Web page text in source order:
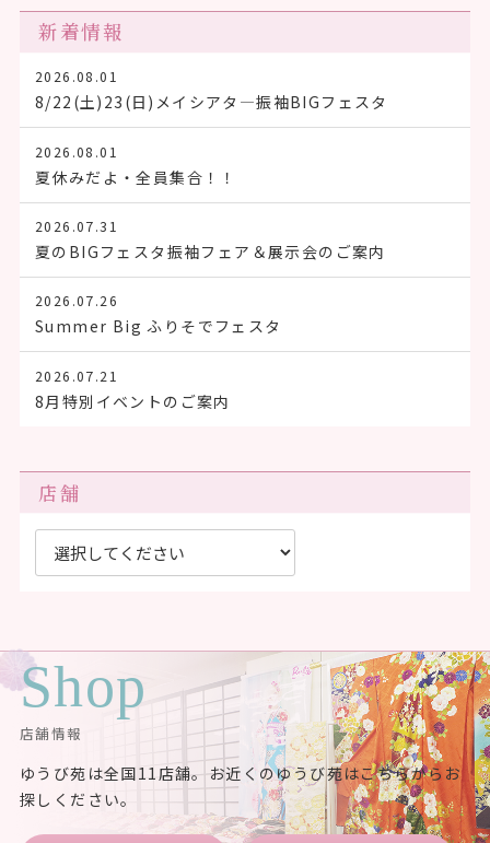
新着情報
2026.08.01
8/22(土)23(日)メイシアタ―振袖BIGフェスタ
2026.08.01
夏休みだよ・全員集合！！
2026.07.31
夏のBIGフェスタ振袖フェア＆展示会のご案内
2026.07.26
Summer Big ふりそでフェスタ
2026.07.21
8月特別イベントのご案内
店舗
Shop
店舗情報
ゆうび苑は全国11店舗。お近くのゆうび苑はこちらからお
探しください。